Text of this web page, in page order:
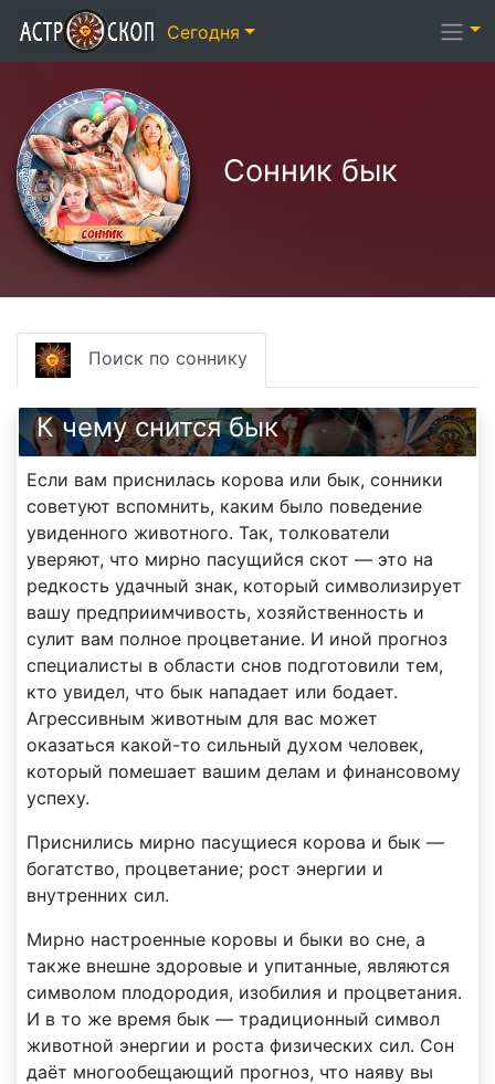
Сонник бык
Поиск по соннику
К чему снится бык
Если вам приснилась корова или бык, сонники
советуют вспомнить, каким было поведение
увиденного животного. Так, толкователи
уверяют, что мирно пасущийся скот — это на
редкость удачный знак, который символизирует
вашу предприимчивость, хозяйственность и
сулит вам полное процветание. И иной прогноз
специалисты в области снов подготовили тем,
кто увидел, что бык нападает или бодает.
Агрессивным животным для вас может
оказаться какой-то сильный духом человек,
который помешает вашим делам и финансовому
успеху.
Приснились мирно пасущиеся корова и бык —
богатство, процветание; рост энергии и
внутренних сил.
Мирно настроенные коровы и быки во сне, а
также внешне здоровые и упитанные, являются
символом плодородия, изобилия и процветания.
И в то же время бык — традиционный символ
животной энергии и роста физических сил. Сон
даёт многообещающий прогноз, что наяву вы
Сегодня